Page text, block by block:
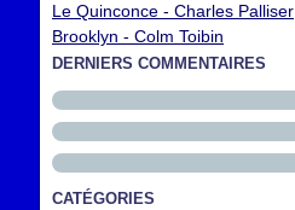
Le Quinconce - Charles Palliser
Brooklyn - Colm Toibin
DERNIERS COMMENTAIRES
CATÉGORIES